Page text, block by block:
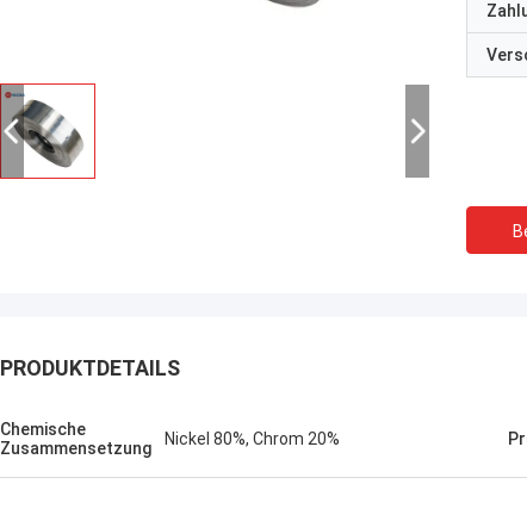
PRODUKTDETAILS
Chemische
Zusammensetzung
Nickel 80%, Chrom 20%